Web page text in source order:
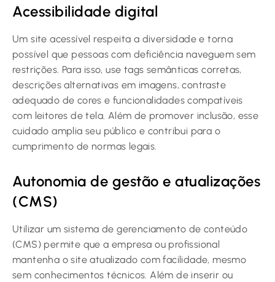
Acessibilidade digital
Um site acessível respeita a diversidade e torna
possível que pessoas com deficiência naveguem sem
restrições. Para isso, use tags semânticas corretas,
descrições alternativas em imagens, contraste
adequado de cores e funcionalidades compatíveis
com leitores de tela. Além de promover inclusão, esse
cuidado amplia seu público e contribui para o
cumprimento de normas legais.
Autonomia de gestão e atualizações
(CMS)
Utilizar um sistema de gerenciamento de conteúdo
(CMS) permite que a empresa ou profissional
mantenha o site atualizado com facilidade, mesmo
sem conhecimentos técnicos. Além de inserir ou